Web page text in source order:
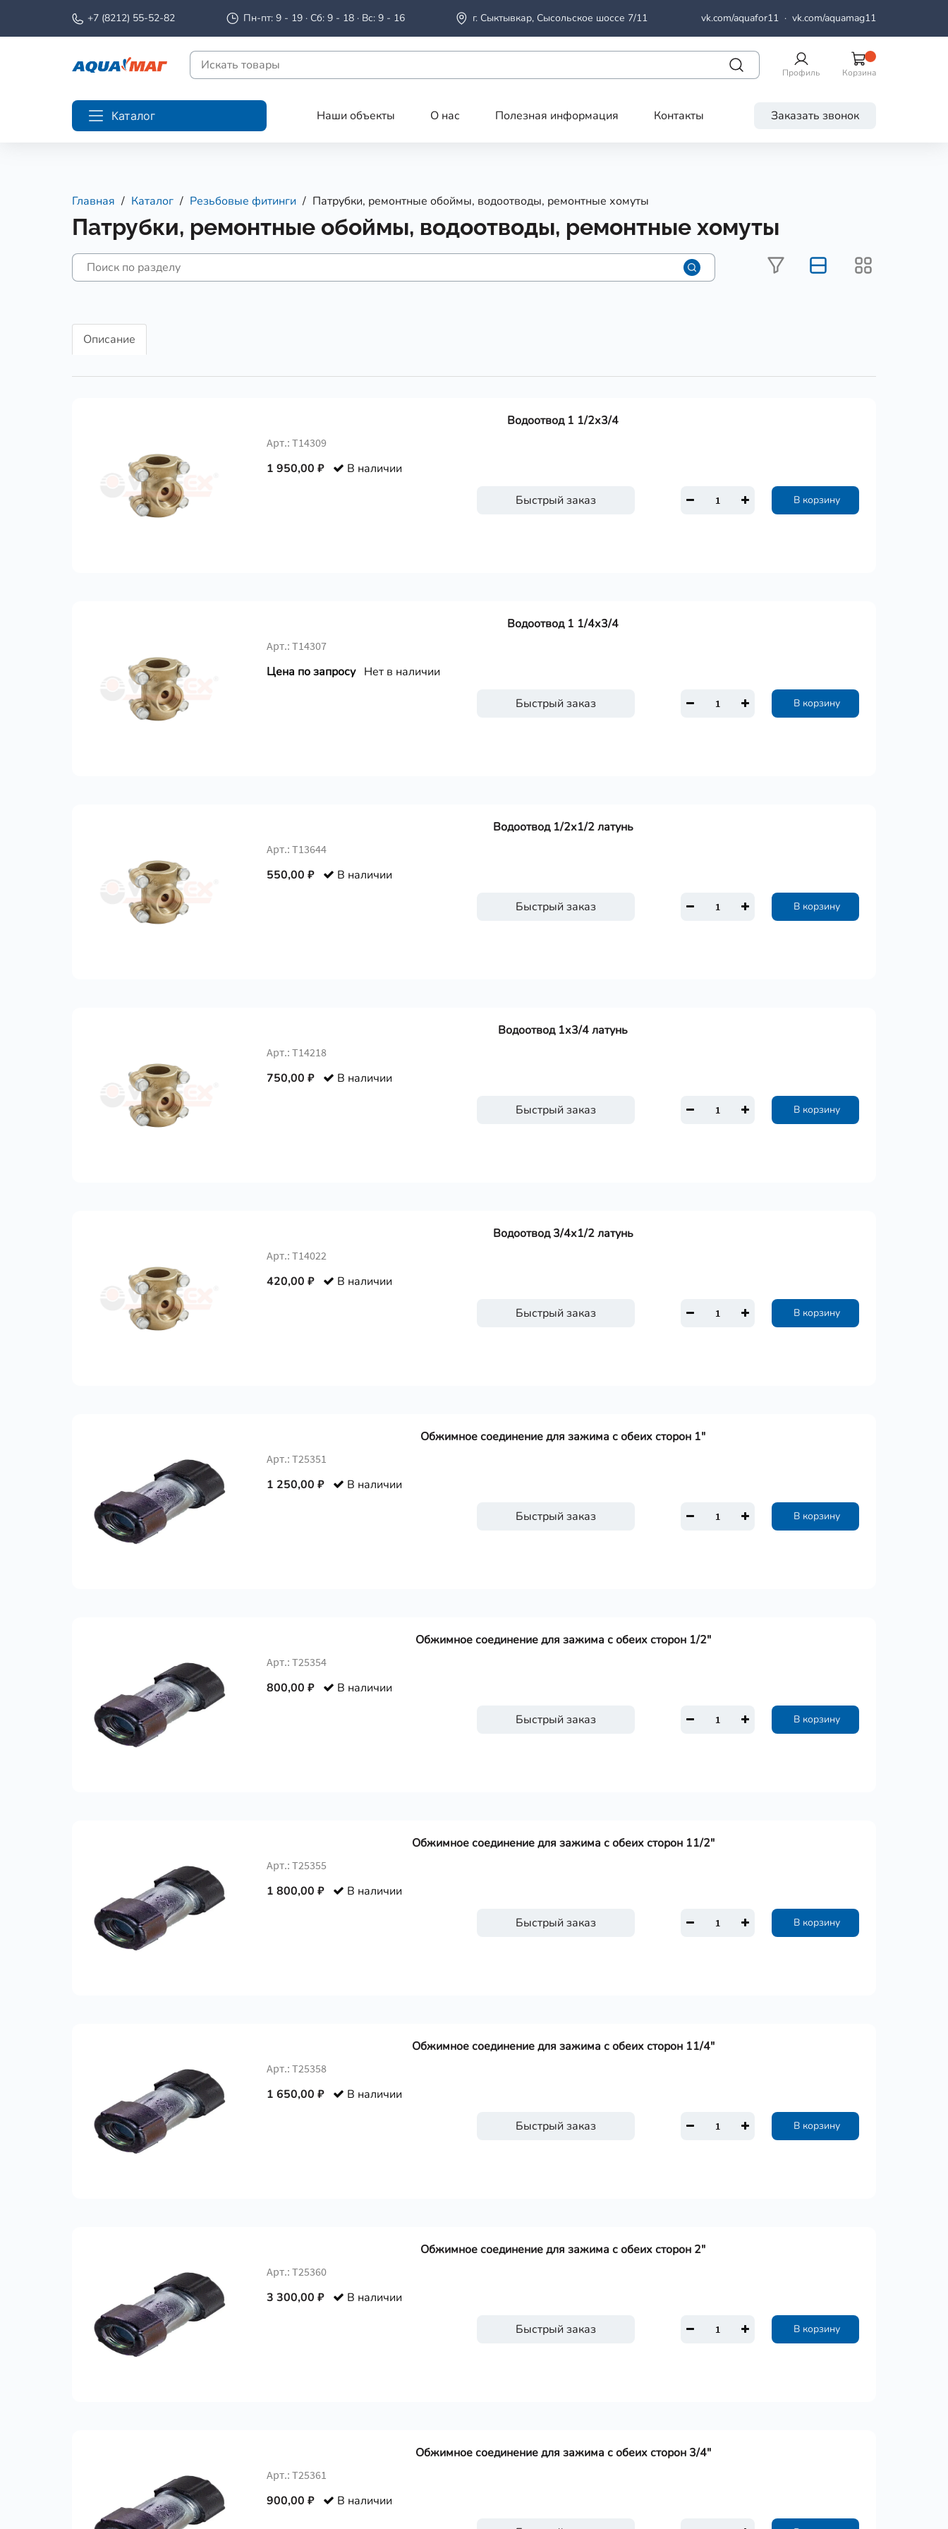
+7 (8212) 55-52-82 Пн-пт: 9 - 19 · Сб: 9 - 18 · Вс: 9 - 16 г. Сыктывкар, Сысольское шоссе 7/11 vk.com/aquafor11· vk.com/aquamag11
Профиль Корзина
Каталог Наши объекты О нас Полезная информация Контакты Заказать звонок
Главная Каталог Резьбовые фитинги Патрубки, ремонтные обоймы, водоотводы, ремонтные хомуты
Патрубки, ремонтные обоймы, водоотводы, ремонтные хомуты
Описание
Водоотвод 1 1/2х3/4
Арт.: Т14309
Быстрый заказ В корзину
1 950,00 ₽ В наличии
Водоотвод 1 1/4х3/4
Арт.: Т14307
Быстрый заказ В корзину
Цена по запросу Нет в наличии
Водоотвод 1/2х1/2 латунь
Арт.: Т13644
Быстрый заказ В корзину
550,00 ₽ В наличии
Водоотвод 1х3/4 латунь
Арт.: Т14218
Быстрый заказ В корзину
750,00 ₽ В наличии
Водоотвод 3/4х1/2 латунь
Арт.: Т14022
Быстрый заказ В корзину
420,00 ₽ В наличии
Обжимное соединение для зажима с обеих сторон 1"
Арт.: Т25351
Быстрый заказ В корзину
1 250,00 ₽ В наличии
Обжимное соединение для зажима с обеих сторон 1/2"
Арт.: Т25354
Быстрый заказ В корзину
800,00 ₽ В наличии
Обжимное соединение для зажима с обеих сторон 11/2"
Арт.: Т25355
Быстрый заказ В корзину
1 800,00 ₽ В наличии
Обжимное соединение для зажима с обеих сторон 11/4"
Арт.: Т25358
Быстрый заказ В корзину
1 650,00 ₽ В наличии
Обжимное соединение для зажима с обеих сторон 2"
Арт.: Т25360
Быстрый заказ В корзину
3 300,00 ₽ В наличии
Обжимное соединение для зажима с обеих сторон 3/4"
Арт.: Т25361
900,00 ₽ В наличии